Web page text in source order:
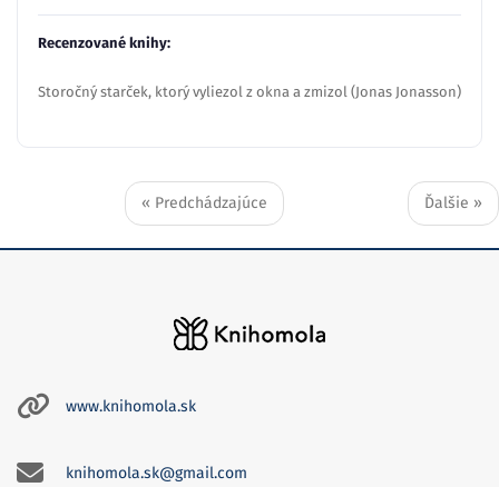
Recenzované knihy:
Storočný starček, ktorý vyliezol z okna a zmizol (Jonas Jonasson)
« Predchádzajúce Ďalšie »
www.knihomola.sk
knihomola.sk@gmail.com